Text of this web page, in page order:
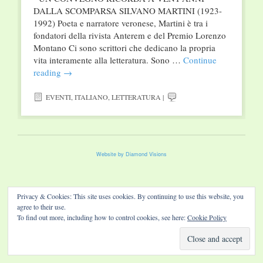
DALLA SCOMPARSA SILVANO MARTINI (1923-
1992) Poeta e narratore veronese, Martini è tra i
fondatori della rivista Anterem e del Premio Lorenzo
Montano Ci sono scrittori che dedicano la propria
vita interamente alla letteratura. Sono … Continue
reading →
EVENTI,ITALIANO,LETTERATURA |
Website by Diamond Visions
Privacy & Cookies: This site uses cookies. By continuing to use this website, you
agree to their use.
To find out more, including how to control cookies, see here:Cookie Policy